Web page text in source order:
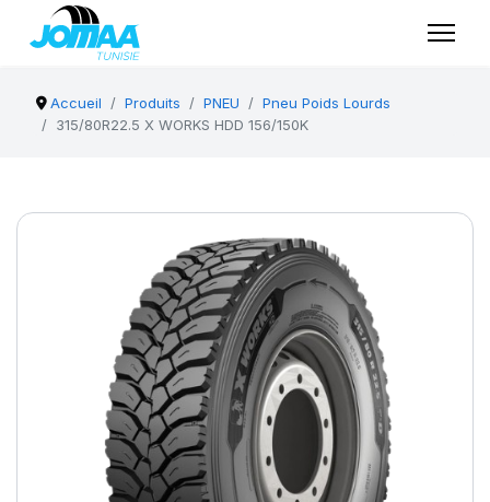
Accueil Produits PNEU
Pneu Poids Lourds
315/80R22.5 X WORKS HDD 156/150K